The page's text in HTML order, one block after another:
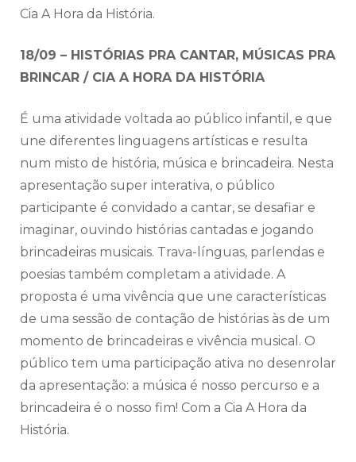
Cia A Hora da História.
18/09 – HISTÓRIAS PRA CANTAR, MÚSICAS PRA
BRINCAR / CIA A HORA DA HISTÓRIA
É uma atividade voltada ao público infantil, e que
une diferentes linguagens artísticas e resulta
num misto de história, música e brincadeira. Nesta
apresentação super interativa, o público
participante é convidado a cantar, se desafiar e
imaginar, ouvindo histórias cantadas e jogando
brincadeiras musicais. Trava-línguas, parlendas e
poesias também completam a atividade. A
proposta é uma vivência que une características
de uma sessão de contação de histórias às de um
momento de brincadeiras e vivência musical. O
público tem uma participação ativa no desenrolar
da apresentação: a música é nosso percurso e a
brincadeira é o nosso fim! Com a Cia A Hora da
História.